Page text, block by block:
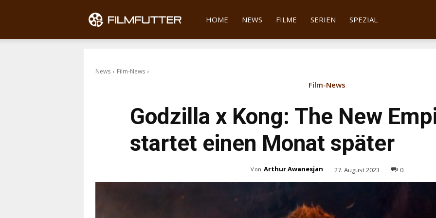
Filmfutter
HOME NEWS FILME SERIEN SPEZIAL
News Film-News
Film-News
Godzilla x Kong: The New
startet einen Monat später
Von Arthur Awanesjan 27. August 2023 0